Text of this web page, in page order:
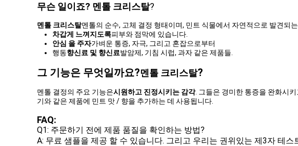
무슨 일이죠? 멘톨 크리스탈?
멘톨 크리스탈멘톨의 순수, 고체 결정 형태이며, 민트 식물에서 자연적으로 발견되
차갑게 느껴지도록피부와 점막에 있습니다.
안심 을 주자가벼운 통증, 자극, 그리고 혼잡으로부터
행동향신료 및 향신료발암제, 기침 시럽, 과자 같은 제품들.
그 기능은 무엇일까요?멘톨 크리스탈?
멘톨 결정의 주요 기능은시원하고 진정시키는 감각. 그들은 경미한 통증을 완화시
기와 같은 제품에 민트 맛 / 향을 추가하는 데 사용됩니다.
FAQ:
Q1: 주문하기 전에 제품 품질을 확인하는 방법?
A: 무료 샘플을 제공 할 수 있습니다. 그리고 우리는 권위있는 제3자 테